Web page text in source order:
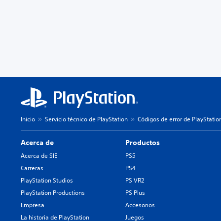
Inicio Servicio técnico de PlayStation Códigos de error de
Acerca de
Acerca de SIE
Carreras
PlayStation Studios
PlayStation Productions
Empresa
La historia de PlayStation
Productos
PS5
PS4
PS VR2
PS Plus
Accesorios
Juegos